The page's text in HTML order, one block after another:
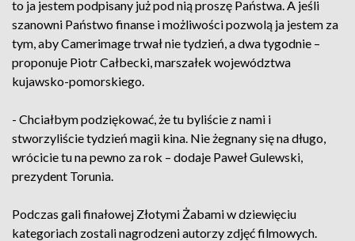
to ja jestem podpisany już pod nią proszę Państwa. A jeśli
szanowni Państwo finanse i możliwości pozwolą ja jestem za
tym, aby Camerimage trwał nie tydzień, a dwa tygodnie –
proponuje Piotr Całbecki, marszałek województwa
kujawsko-pomorskiego.
- Chciałbym podziękować, że tu byliście z nami i
stworzyliście tydzień magii kina. Nie żegnany się na długo,
wrócicie tu na pewno za rok – dodaje Paweł Gulewski,
prezydent Torunia.
Podczas gali finałowej Złotymi Żabami w dziewięciu
kategoriach zostali nagrodzeni autorzy zdjęć filmowych.